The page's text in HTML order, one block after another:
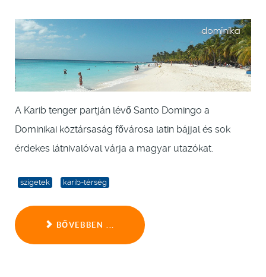
A Karib tenger partján lévő Santo Domingo a
Dominikai köztársaság fővárosa latin bájjal és sok
érdekes látnivalóval várja a magyar utazókat.
szigetek karib-térség
BŐVEBBEN ...